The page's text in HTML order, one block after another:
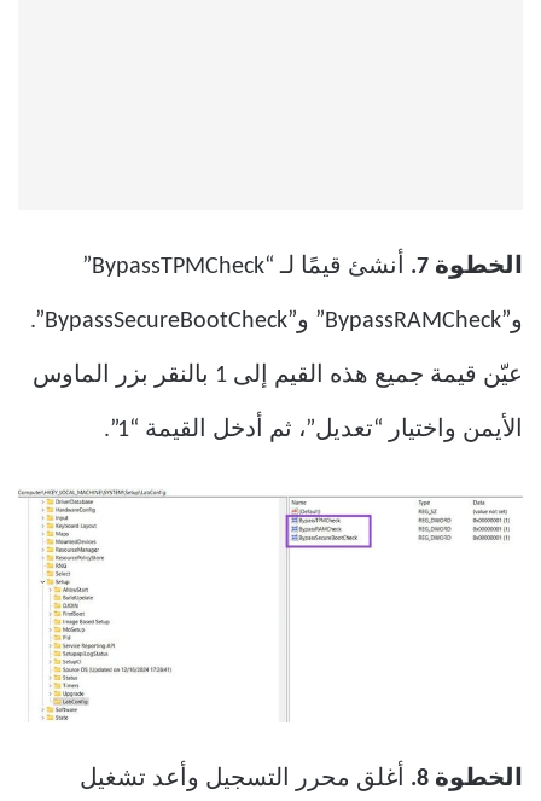
الخطوة 7. أنشئ قيمًا لـ “BypassTPMCheck”
و”BypassRAMCheck” و”BypassSecureBootCheck”.
عيّن قيمة جميع هذه القيم إلى 1 بالنقر بزر الماوس
الأيمن واختيار “تعديل”، ثم أدخل القيمة “1”.
الخطوة 8. أغلق محرر التسجيل وأعد تشغيل